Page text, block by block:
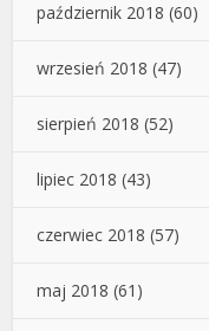
październik 2018 (60)
wrzesień 2018 (47)
sierpień 2018 (52)
lipiec 2018 (43)
czerwiec 2018 (57)
maj 2018 (61)